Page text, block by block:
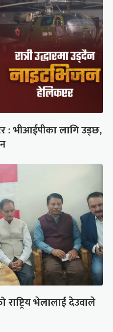
: भीआईपीका लागि उड्छ,
भेलालाई देउवाले